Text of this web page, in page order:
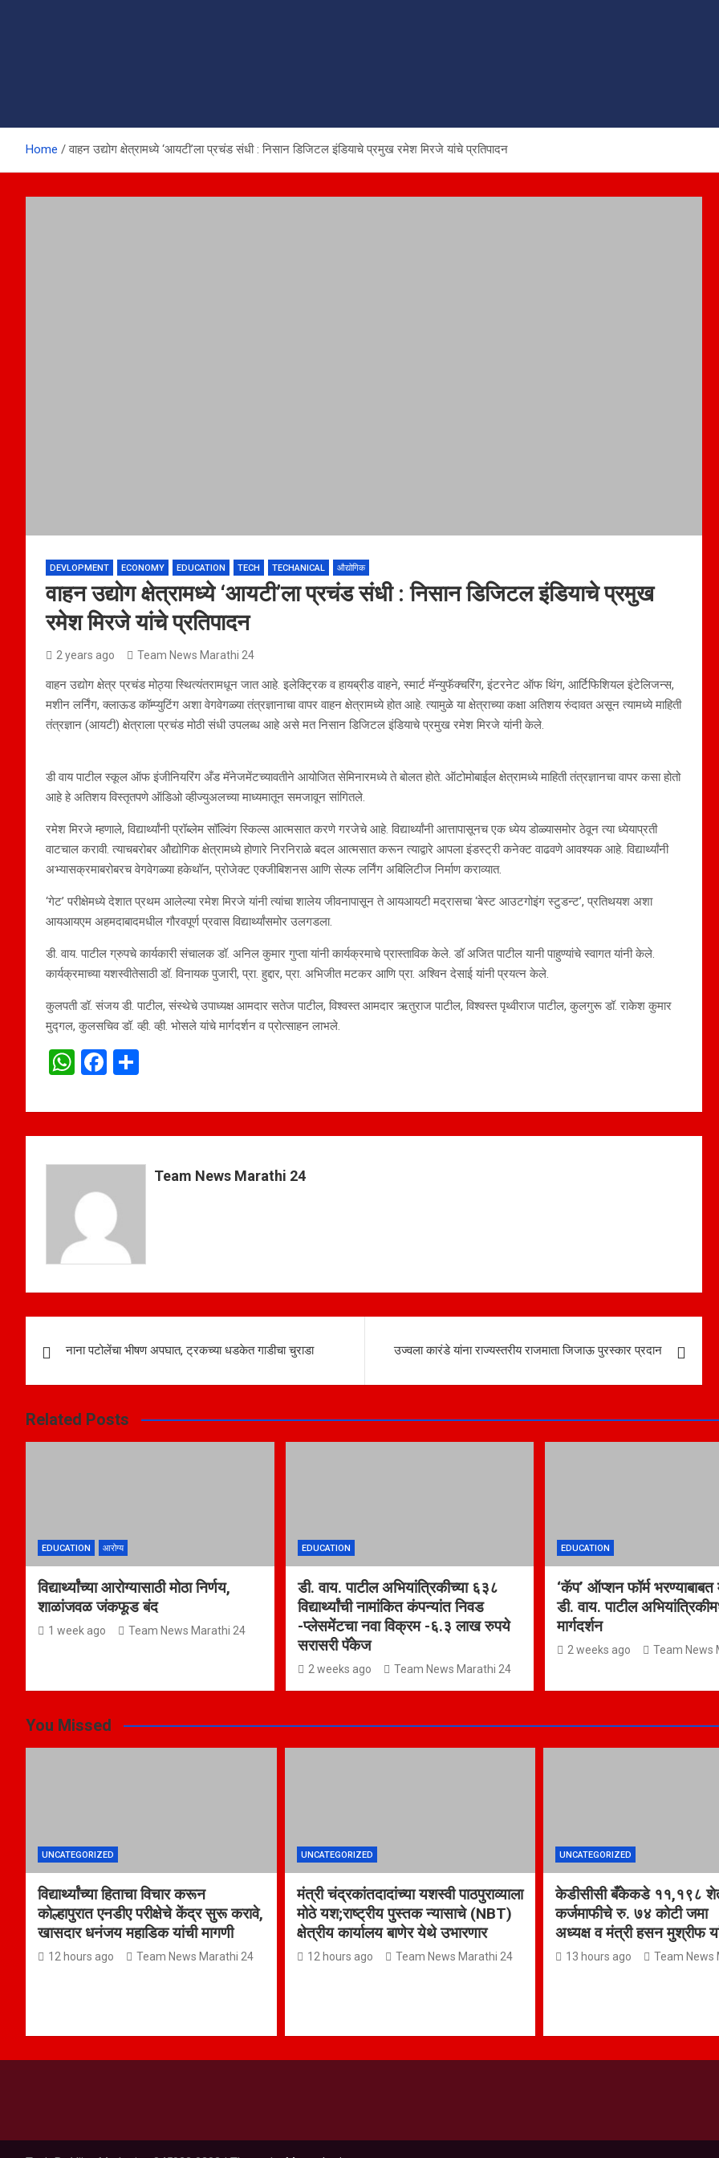
Home वाहन उद्योग क्षेत्रामध्ये ‘आयटी’ला प्रचंड संधी : निसान डिजिटल इंडियाचे प्रमुख रमेश मिरजे यांचे प्रतिपादन
DEVLOPMENT ECONOMY EDUCATION TECH TECHANICAL औद्योगिक
वाहन उद्योग क्षेत्रामध्ये ‘आयटी’ला प्रचंड संधी : निसान डिजिटल इंडियाचे प्रमुख
रमेश मिरजे यांचे प्रतिपादन
2 years ago Team News Marathi 24
वाहन उद्योग क्षेत्र प्रचंड मोठ्या स्थित्यंतरामधून जात आहे. इलेक्ट्रिक व हायब्रीड वाहने, स्मार्ट मॅन्युफॅक्चरिंग, इंटरनेट ऑफ थिंग, आर्टिफिशियल इंटेलिजन्स,
मशीन लर्निंग, क्लाऊड कॉम्प्युटिंग अशा वेगवेगळ्या तंत्रज्ञानाचा वापर वाहन क्षेत्रामध्ये होत आहे. त्यामुळे या क्षेत्राच्या कक्षा अतिशय रुंदावत असून त्यामध्ये माहिती
तंत्रज्ञान (आयटी) क्षेत्राला प्रचंड मोठी संधी उपलब्ध आहे असे मत निसान डिजिटल इंडियाचे प्रमुख रमेश मिरजे यांनी केले.
डी वाय पाटील स्कूल ऑफ इंजीनियरिंग अँड मॅनेजमेंटच्यावतीने आयोजित सेमिनारमध्ये ते बोलत होते. ऑटोमोबाईल क्षेत्रामध्ये माहिती तंत्रज्ञानचा वापर कसा होतो
आहे हे अतिशय विस्तृतपणे ऑडिओ व्हीज्युअलच्या माध्यमातून समजावून सांगितले.
रमेश मिरजे म्हणाले, विद्यार्थ्यांनी प्रॉब्लेम सॉल्विंग स्किल्स आत्मसात करणे गरजेचे आहे. विद्यार्थ्यांनी आत्तापासूनच एक ध्येय डोळ्यासमोर ठेवून त्या ध्येयाप्रती
वाटचाल करावी. त्याचबरोबर औद्योगिक क्षेत्रामध्ये होणारे निरनिराळे बदल आत्मसात करून त्याद्वारे आपला इंडस्ट्री कनेक्ट वाढवणे आवश्यक आहे. विद्यार्थ्यांनी
अभ्यासक्रमाबरोबरच वेगवेगळ्या हकेथॉन, प्रोजेक्ट एक्जीबिशनस आणि सेल्फ लर्निंग अबिलिटीज निर्माण कराव्यात.
‘गेट’ परीक्षेमध्ये देशात प्रथम आलेल्या रमेश मिरजे यांनी त्यांचा शालेय जीवनापासून ते आयआयटी मद्रासचा ‘बेस्ट आउटगोइंग स्टुडन्ट’, प्रतिथयश अशा
आयआयएम अहमदाबादमधील गौरवपूर्ण प्रवास विद्यार्थ्यांसमोर उलगडला.
डी. वाय. पाटील ग्रुपचे कार्यकारी संचालक डॉ. अनिल कुमार गुप्ता यांनी कार्यक्रमाचे प्रास्ताविक केले. डॉ अजित पाटील यानी पाहुण्यांचे स्वागत यांनी केले.
कार्यक्रमाच्या यशस्वीतेसाठी डॉ. विनायक पुजारी, प्रा. हुद्दार, प्रा. अभिजीत मटकर आणि प्रा. अश्विन देसाई यांनी प्रयत्न केले.
कुलपती डॉ. संजय डी. पाटील, संस्थेचे उपाध्यक्ष आमदार सतेज पाटील, विश्वस्त आमदार ऋतुराज पाटील, विश्वस्त पृथ्वीराज पाटील, कुलगुरू डॉ. राकेश कुमार
मुद्गल, कुलसचिव डॉ. व्ही. व्ही. भोसले यांचे मार्गदर्शन व प्रोत्साहन लाभले.
W
at
s
A
p
p
F
ce
b
o
o
k
ar
e
Team News Marathi 24
navigation
नाना पटोलेंचा भीषण अपघात, ट्रकच्या धडकेत गाडीचा चुराडा उज्वला कारंडे यांना राज्यस्तरीय राजमाता जिजाऊ पुरस्कार प्रदान
Related Posts
EDUCATION आरोग्य
विद्यार्थ्यांच्या आरोग्यासाठी मोठा निर्णय,
शाळांजवळ जंकफूड बंद
1 week ago Team News Marathi 24
EDUCATION
डी. वाय. पाटील अभियांत्रिकीच्या ६३८
विद्यार्थ्यांची नामांकित कंपन्यांत निवड
-प्लेसमेंटचा नवा विक्रम -६.३ लाख रुपये
सरासरी पॅकेज
2 weeks ago Team News Marathi 24
EDUCATION
‘कॅप’ ऑप्शन फॉर्म भरण्याबाबत
डी. वाय. पाटील
मार्गदर्शन
2 weeks ago Team News
You Missed
UNCATEGORIZED
विद्यार्थ्यांच्या हिताचा विचार करून
कोल्हापुरात एनडीए परीक्षेचे केंद्र सुरू करावे,
खासदार धनंजय महाडिक यांची मागणी
12 hours ago Team News Marathi 24
UNCATEGORIZED
मंत्री चंद्रकांतदादांच्या यशस्वी पाठपुराव्याला
मोठे यश;राष्ट्रीय पुस्तक न्यासाचे (NBT)
क्षेत्रीय कार्यालय बाणेर येथे उभारणार
12 hours ago Team News Marathi 24
UNCATEGORIZED
केडीसीसी बँकेकडे ११,१९८
कर्जमाफीचे रु. ७४ कोटी
अध्यक्ष व मंत्री हसन मुश्रीफ
13 hours ago Team News